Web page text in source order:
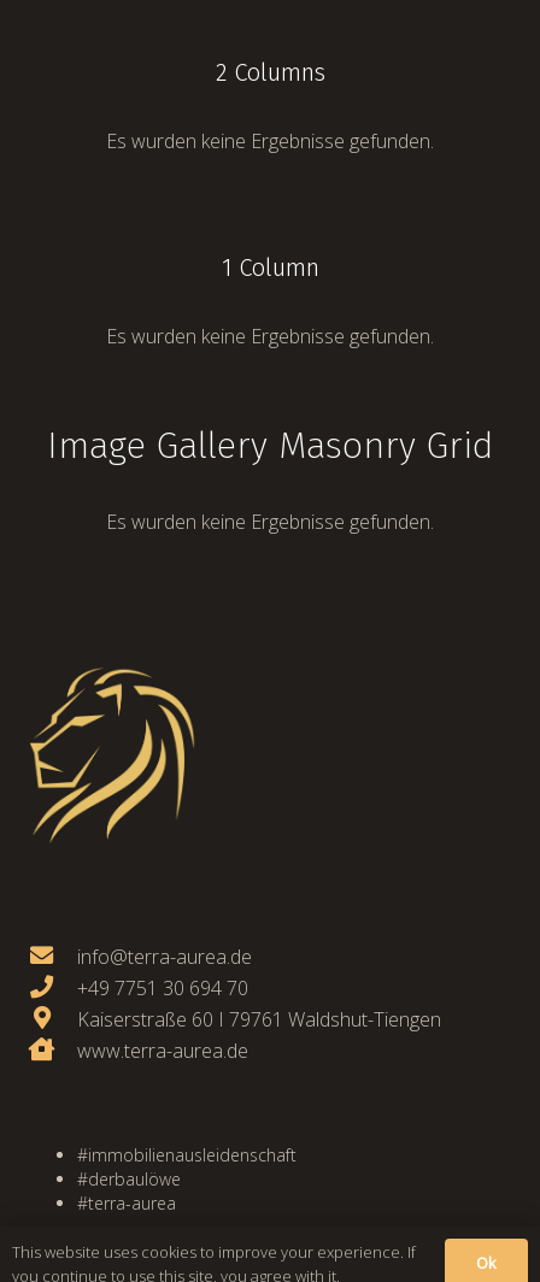
2 Columns
Es wurden keine Ergebnisse gefunden.
1 Column
Es wurden keine Ergebnisse gefunden.
Image Gallery Masonry Grid
Es wurden keine Ergebnisse gefunden.
info@terra-aurea.de
+49 7751 30 694 70
Kaiserstraße 60 I 79761 Waldshut-Tiengen
www.terra-aurea.de
#immobilienausleidenschaft
#derbaulöwe
#terra-aurea
© 2023 Terra Aurea GmbH
This website uses cookies to improve your experience. If
you continue to use this site, you agree with it.
Ok